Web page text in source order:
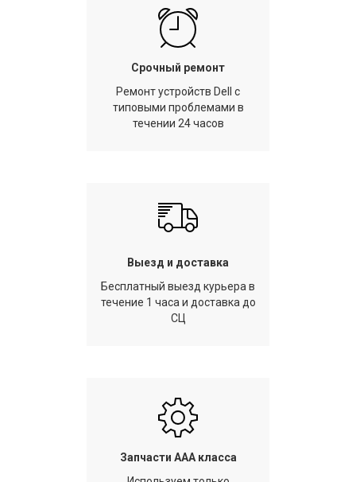
Срочный ремонт
Ремонт устройств Dell с
типовыми проблемами в
течении 24 часов
Выезд и доставка
Бесплатный выезд курьера в
течение 1 часа и доставка до
СЦ
Запчасти AAA класса